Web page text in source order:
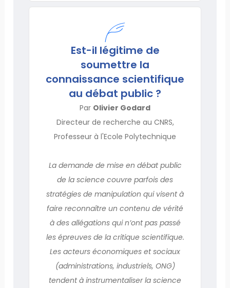
Est-il légitime de
soumettre la
connaissance scientifique
au débat public ?
Par Olivier Godard
Directeur de recherche au CNRS,
Professeur à l'Ecole Polytechnique
La demande de mise en débat public
de la science couvre parfois des
stratégies de manipulation qui visent à
faire reconnaître un contenu de vérité
à des allégations qui n’ont pas passé
les épreuves de la critique scientifique.
Les acteurs économiques et sociaux
(administrations, industriels, ONG)
tendent à instrumentaliser la science